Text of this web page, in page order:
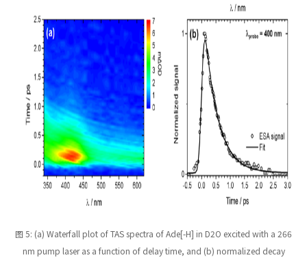
图 5: (a) Waterfall plot of TAS spectra of Ade[-H] in D­2O excited with a 266
nm pump laser as a function of delay time, and (b) normalized decay